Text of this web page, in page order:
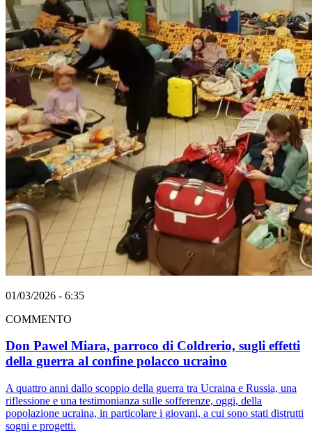
01/03/2026 - 6:35
COMMENTO
Don Pawel Miara, parroco di Coldrerio, sugli effetti
della guerra al confine polacco ucraino
A quattro anni dallo scoppio della guerra tra Ucraina e Russia, una
riflessione e una testimonianza sulle sofferenze, oggi, della
popolazione ucraina, in particolare i giovani, a cui sono stati distrutti
sogni e progetti.